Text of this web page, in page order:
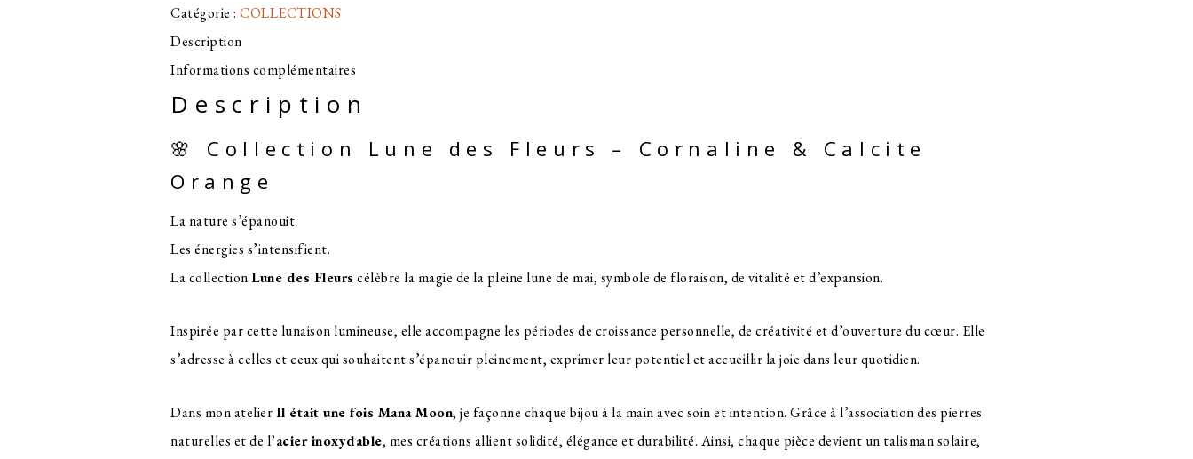
Catégorie : COLLECTIONS
Description
Informations complémentaires
Description
🌸 Collection Lune des Fleurs – Cornaline & Calcite
Orange
La nature s’épanouit.
Les énergies s’intensifient.
La collectionLune des Fleurs célèbre la magie de la pleine lune de mai, symbole de floraison, de vitalité et d’expansion.
Inspirée par cette lunaison lumineuse, elle accompagne les périodes de croissance personnelle, de créativité et d’ouverture du cœur. Elle
s’adresse à celles et ceux qui souhaitent s’épanouir pleinement, exprimer leur potentiel et accueillir la joie dans leur quotidien.
Dans mon atelierIl était une fois Mana Moon, je façonne chaque bijou à la main avec soin et intention. Grâce à l’association des pierres
naturelles et de l’acier inoxydable, mes créations allient solidité, élégance et durabilité. Ainsi, chaque pièce devient un talisman solaire,